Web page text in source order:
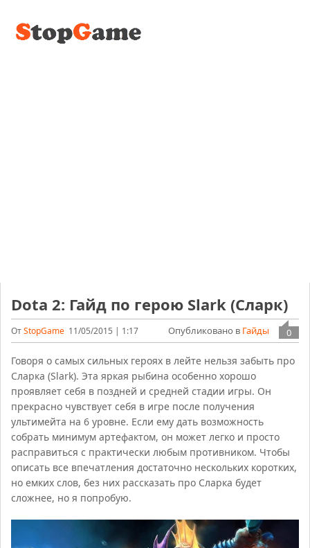
Dota 2: Гайд по герою Slark (Сларк)
ОтStopGame 11/05/2015 | 1:17 0
Опубликовано в Гайды
Говоря о самых сильных героях в лейте нельзя забыть про
Сларка (Slark). Эта яркая рыбина особенно хорошо
проявляет себя в поздней и средней стадии игры. Он
прекрасно чувствует себя в игре после получения
ультимейта на 6 уровне. Если ему дать возможность
собрать минимум артефактом, он может легко и просто
расправиться с практически любым противником. Чтобы
описать все впечатления достаточно нескольких коротких,
но емких слов, без них рассказать про Сларка будет
сложнее, но я попробую.